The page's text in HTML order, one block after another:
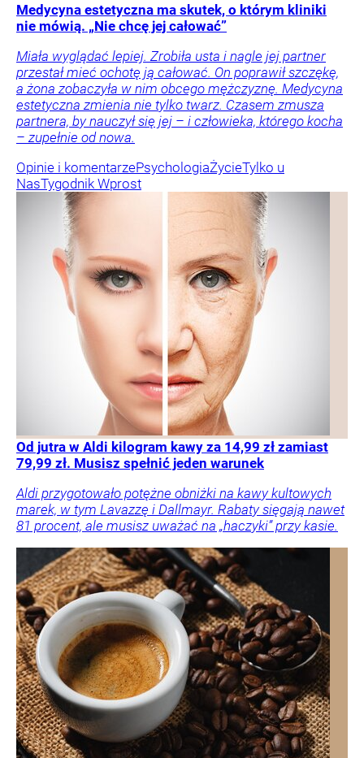
Medycyna estetyczna ma skutek, o którym kliniki
nie mówią. „Nie chcę jej całować”
Miała wyglądać lepiej. Zrobiła usta i nagle jej partner
przestał mieć ochotę ją całować. On poprawił szczękę,
a żona zobaczyła w nim obcego mężczyznę. Medycyna
estetyczna zmienia nie tylko twarz. Czasem zmusza
partnera, by nauczył się jej – i człowieka, którego kocha
– zupełnie od nowa.
Opinie i komentarzePsychologiaŻycieTylko u
NasTygodnik Wprost
Od jutra w Aldi kilogram kawy za 14,99 zł zamiast
79,99 zł. Musisz spełnić jeden warunek
Aldi przygotowało potężne obniżki na kawy kultowych
marek, w tym Lavazzę i Dallmayr. Rabaty sięgają nawet
81 procent, ale musisz uważać na „haczyki” przy kasie.